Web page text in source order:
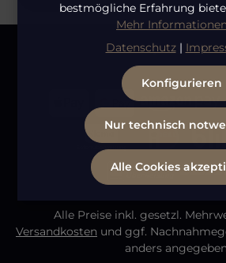
Datenschutz
Kenntnis genommen und die
mit ihnen einverstanden.
Bitte gib die abgebildeten
Die mit einem Stern (*)
Alle Preise inkl. gesetzl.
Versandkosten und ggf.
anders
bestmögliche Erfahrung
Mehr Informationen
Datenschutz|
Nur technisch
Konfigurieren
Alle Cookies